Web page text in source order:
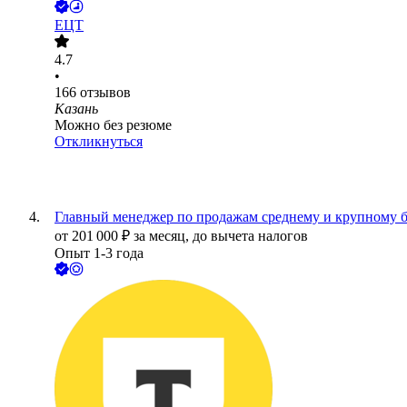
ЕЦТ
4.7
•
166 отзывов
Казань
Можно без резюме
Откликнуться
Главный менеджер по продажам среднему и крупному
от 201 000 ₽ за месяц, до вычета налогов
Опыт 1-3 года